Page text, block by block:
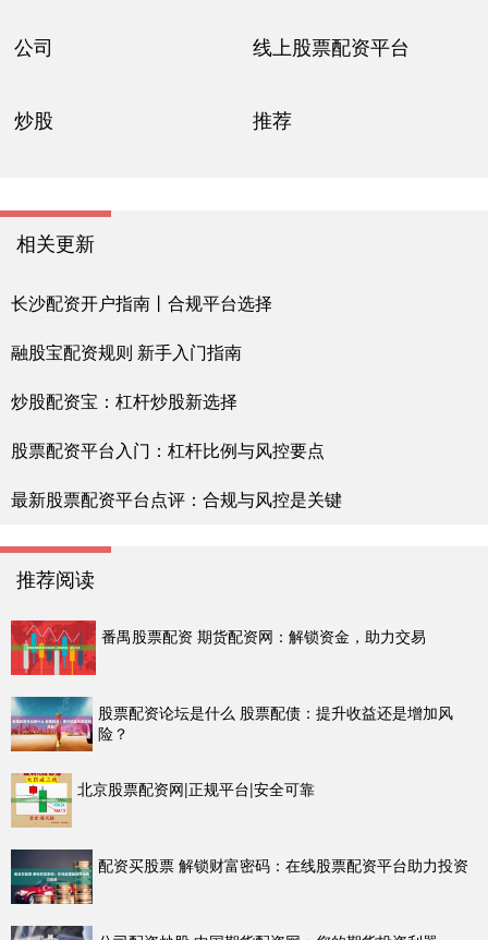
公司 线上股票配资平台
炒股 推荐
相关更新
长沙配资开户指南丨合规平台选择
融股宝配资规则 新手入门指南
炒股配资宝：杠杆炒股新选择
股票配资平台入门：杠杆比例与风控要点
最新股票配资平台点评：合规与风控是关键
推荐阅读
番禺股票配资 期货配资网：解锁资金，助力交易
股票配资论坛是什么 股票配债：提升收益还是增加风
险？
北京股票配资网|正规平台|安全可靠
配资买股票 解锁财富密码：在线股票配资平台助力投资